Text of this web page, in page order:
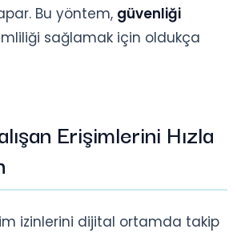
Bu yöntem, güvenliği
sağlamak için oldukça
Erişimlerini Hızla
izinlerini dijital ortamda takip